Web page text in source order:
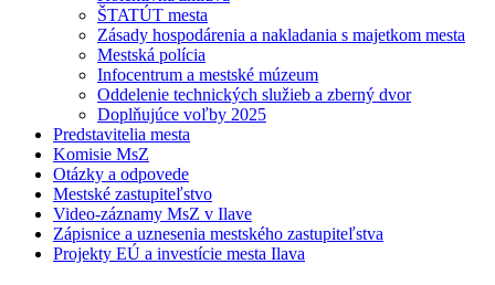
ŠTATÚT mesta
Zásady hospodárenia a nakladania s majetkom mesta
Mestská polícia
Infocentrum a mestské múzeum
Oddelenie technických služieb a zberný dvor
Doplňujúce voľby 2025
Predstavitelia mesta
Komisie MsZ
Otázky a odpovede
Mestské zastupiteľstvo
Video-záznamy MsZ v Ilave
Zápisnice a uznesenia mestského zastupiteľstva
Projekty EÚ a investície mesta Ilava